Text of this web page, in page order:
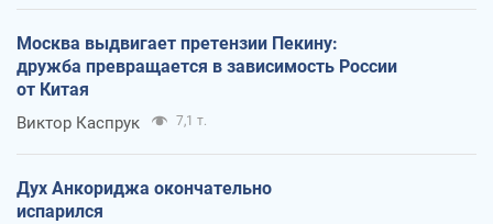
Москва выдвигает претензии Пекину:
дружба превращается в зависимость России
от Китая
Виктор Каспрук 7,1 т.
Дух Анкориджа окончательно
испарился